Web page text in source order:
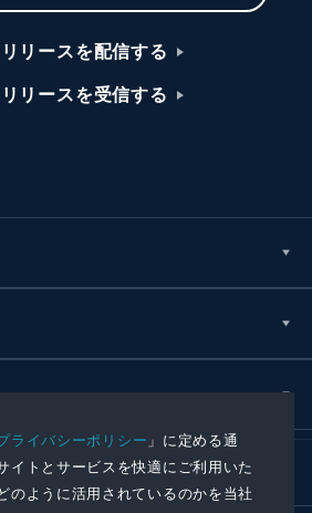
ライバシーポリシー 」に定める通
イトとサービスを快適にご利用いた
のように活用されているのかを当社
リースを配信する
リースを受信する